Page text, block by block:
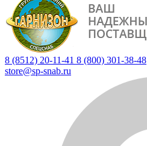
8 (8512) 20-11-41 8 (800) 301-38-48
store@sp-snab.ru